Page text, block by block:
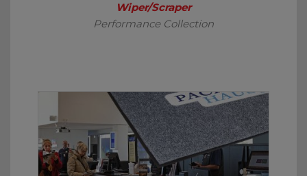
Wiper/Scraper
Performance Collection